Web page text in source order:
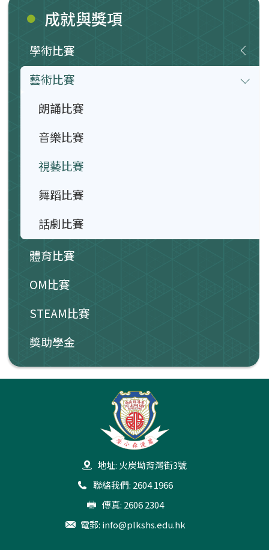
成就與獎項
學術比賽
藝術比賽
朗誦比賽
音樂比賽
視藝比賽
舞蹈比賽
話劇比賽
體育比賽
OM比賽
STEAM比賽
獎助學金
地址: 火炭坳背灣街3號
聯絡我們: 2604 1966
傳真: 2606 2304
電郵: info@plkshs.edu.hk